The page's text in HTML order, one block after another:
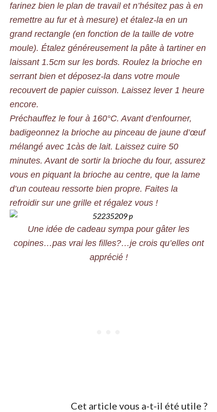
farinez bien le plan de travail et n’hésitez pas à en
remettre au fur et à mesure) et étalez-la en un
grand rectangle (en fonction de la taille de votre
moule). Étalez généreusement la pâte à tartiner en
laissant 1.5cm sur les bords. Roulez la brioche en
serrant bien et déposez-la dans votre moule
recouvert de papier cuisson. Laissez lever 1 heure
encore.
Préchauffez le four à 160°C. Avant d’enfourner,
badigeonnez la brioche au pinceau de jaune d’œuf
mélangé avec 1càs de lait. Laissez cuire 50
minutes. Avant de sortir la brioche du four, assurez
vous en piquant la brioche au centre, que la lame
d’un couteau ressorte bien propre. Faites la
refroidir sur une grille et régalez vous !
Une idée de cadeau sympa pour gâter les
copines…pas vrai les filles?…je crois qu’elles ont
apprécié !
Cet article vous a-t-il été utile ?